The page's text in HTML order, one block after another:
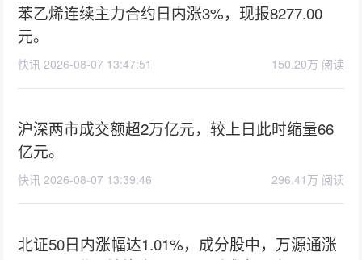
苯乙烯连续主力合约日内涨3%，现报8277.00
元。
快讯 2026-08-07 13:47:51 150.20万 阅读
沪深两市成交额超2万亿元，较上日此时缩量66
亿元。
快讯 2026-08-07 13:39:46 296.41万 阅读
北证50日内涨幅达1.01%，成分股中，万源通涨